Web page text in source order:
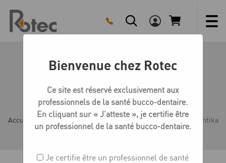
content
Nouveaux analogues CFAO
Medentika
Accueil Actualités Nouveaux analogues CFAO Medentika
Bienvenue chez Rotec
Ce site est réservé exclusivement aux
professionnels de la santé bucco-dentaire.
En cliquant sur « J’atteste », je certifie être
un professionnel de la santé bucco-dentaire.
Je certifie être un professionnel de santé